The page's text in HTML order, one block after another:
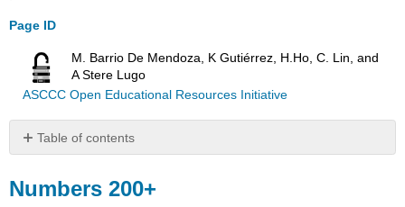
Page ID
M. Barrio De Mendoza, K Gutiérrez, H.Ho, C. Lin, and
A Stere Lugo
ASCCC Open Educational Resources Initiative
Table of contents
200+
Numbers 200+